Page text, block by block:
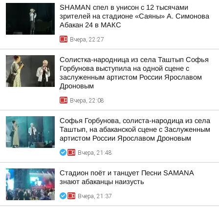
SHAMAN спел в унисон с 12 тысячами
зрителей на стадионе «Саяны» А. Симонова
Абакан 24 в МАКС
Вчера, 22:27
Солистка-народница из села Таштып Софья
Горбунова выступила на одной сцене с
заслуженным артистом России Ярославом
Дроновым
Вчера, 22:08
Софья Горбунова, солиста-народица из села
Таштып, на абаканской сцене с Заслуженным
артистом России Ярославом Дроновым
Вчера, 21:48
Стадион поёт и танцует Песни SAMANA
знают абаканцы наизусть
Вчера, 21:37